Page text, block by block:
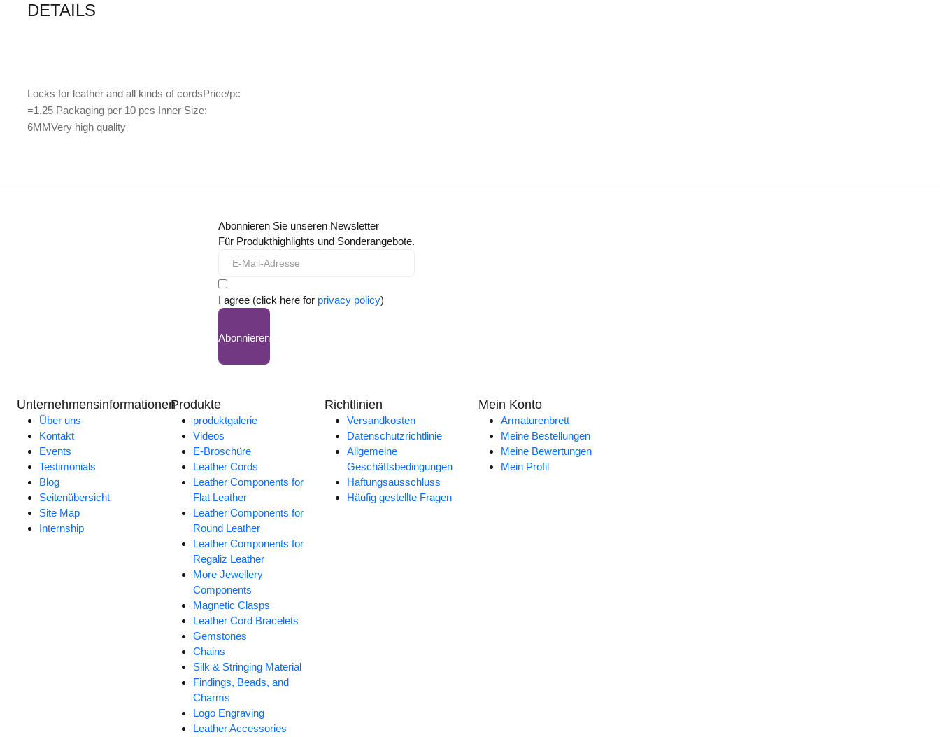
DETAILS
Locks for leather and all kinds of cordsPrice/pc
=1.25 Packaging per 10 pcs Inner Size:
6MMVery high quality
Abonnieren Sie unseren Newsletter
Für Produkthighlights und Sonderangebote.
I agree (click here for privacy policy)
Abonnieren
Unternehmensinformationen
Über uns
Kontakt
Events
Testimonials
Blog
Seitenübersicht
Site Map
Internship
Produkte
produktgalerie
Videos
E-Broschüre
Leather Cords
Leather Components for
Flat Leather
Leather Components for
Round Leather
Leather Components for
Regaliz Leather
More Jewellery
Components
Magnetic Clasps
Leather Cord Bracelets
Gemstones
Chains
Silk & Stringing Material
Findings, Beads, and
Charms
Logo Engraving
Leather Accessories
Richtlinien
Versandkosten
Datenschutzrichtlinie
Allgemeine
Geschäftsbedingungen
Haftungsausschluss
Häufig gestellte Fragen
Mein Konto
Armaturenbrett
Meine Bestellungen
Meine Bewertungen
Mein Profil